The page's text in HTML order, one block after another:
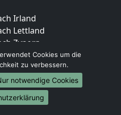
Irland
Lettland
Zypern
Kroatien
Estland
Finnland
Frankreich
Griechenland
Cookies um die
zu verbessern.
notwendige Cookies